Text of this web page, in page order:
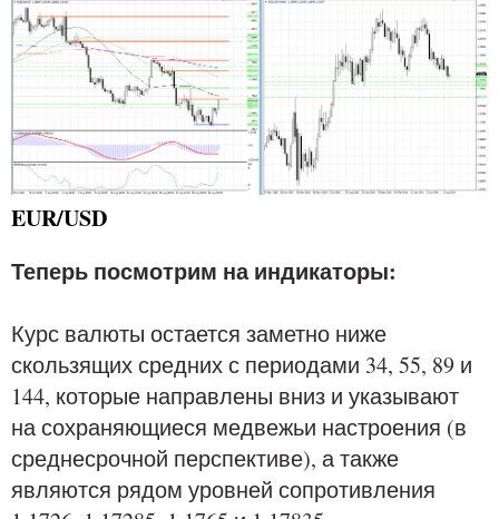
EUR/USD
Теперь посмотрим на индикаторы:
Курс валюты остается заметно ниже
скользящих средних с периодами 34, 55, 89 и
144, которые направлены вниз и указывают
на сохраняющиеся медвежьи настроения (в
среднесрочной перспективе), а также
являются рядом уровней сопротивления